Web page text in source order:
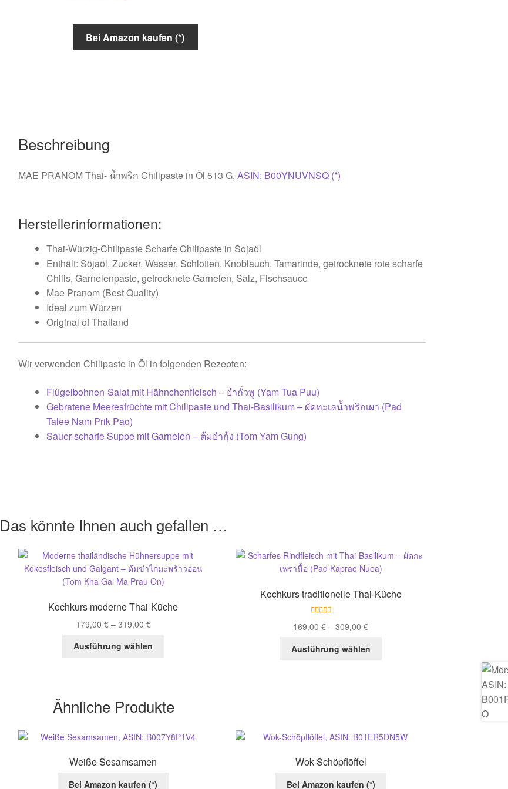
Bei Amazon kaufen (*)
Beschreibung
MAE PRANOM Thai- น้ำพริก Chilipaste in Öl 513 G,ASIN: B00YNUVNSQ (*)
Herstellerinformationen:
Thai-Würzig-Chilipaste Scharfe Chilipaste in Sojaöl
Enthält: Söjaöl, Zucker, Wasser, Schlotten, Knoblauch, Tamarinde, getrocknete rote scharfe
Chilis, Garnelenpaste, getrocknete Garnelen, Salz, Fischsauce
Mae Pranom (Best Quality)
Ideal zum Würzen
Original of Thailand
Wir verwenden Chilipaste in Öl in folgenden Rezepten:
Flügelbohnen-Salat mit Hähnchenfleisch – ยำถั่วพู (Yam Tua Puu)
Gebratene Meeresfrüchte mit Chilipaste und Thai-Basilikum – ผัดทะเลน้ำพริกเผา (Pad
Talee Nam Prik Pao)
Sauer-scharfe Suppe mit Garnelen – ต้มยำกุ้ง (Tom Yam Gung)
Das könnte Ihnen auch gefallen …
Kochkurs moderne Thai-Küche
179,00 €– 319,00 €
Ausführung wählen
auf.
können
Kochkurs traditionelle Thai-Küche
5.00
von 5
169,00€ –309,00€
Ausführung wählen
Optionen
Ähnliche Produkte
Weiße Sesamsamen
Bei Amazon kaufen (*)
Wok-Schöpflöffel
Bei Amazon kaufen (*)